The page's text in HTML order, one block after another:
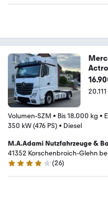
Volumen-SZM • Bis 18.000 kg •
350 kW (476 PS) • Diesel
M.A.Adami Nutzfahrzeuge &
41352 Korschenbroich-Glehn
3.9 Sterne
(26)